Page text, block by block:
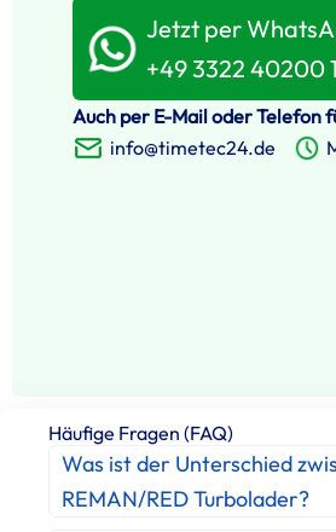
Jetzt per
+49 3322 40200
Auch per E-Mail oder Telefon
info@timetec24.de
Häufige Fragen (FAQ)
Was ist der Unterschied
REMAN/RED Turbolader?